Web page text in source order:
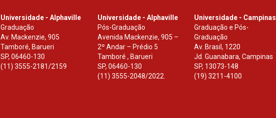
Universidade - Alphaville
Graduação
Av. Mackenzie, 905
Tamboré, Barueri
SP,06460-130
(11) 3555-2181/2159
Universidade - Alphaville
Pós-Graduação
Avenida Mackenzie, 905 –
2º Andar – Prédio 5
Tamboré , Barueri
SP, 06460-130
(11) 3555-2048/2022.
Universidade - Campinas
Graduação e Pós-
Graduação
Av. Brasil, 1220
Jd. Guanabara, Campinas
SP, 13073-148
(19) 3211-4100